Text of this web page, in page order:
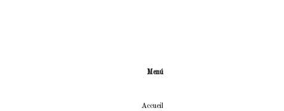
Menú
Accueil